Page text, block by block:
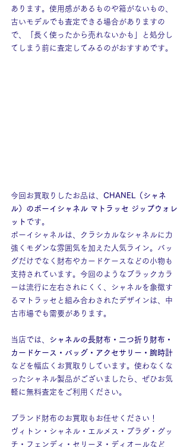
あります。使用感があるものや箱がないもの、
古いモデルでも査定できる場合がありますの
で、「長く使ったから売れないかも」と処分し
てしまう前に査定してみるのがおすすめです。
今回お買取りしたお品は、 CHANEL（シャネ
ル）のボーイシャネル マトラッセ ジップウォレ
ット です。
ボーイシャネルは、クラシカルなシャネルに力
強くモダンな雰囲気を加えた人気ライン。バッ
グだけでなく財布やカードケースなどの小物も
支持されています。今回のようなブラックカラ
ーは流行に左右されにくく、シャネルを象徴す
るマトラッセと組み合わされたデザインは、中
古市場でも需要があります。
当店では、 シャネルの長財布・二つ折り財布・
カードケース・バッグ・アクセサリー・腕時計
などを幅広くお買取りしています。使わなくな
ったシャネル製品がございましたら、ぜひお気
軽に無料査定をご利用ください。
ブランド財布のお買取もお任せください！
ヴィトン・シャネル・エルメス・プラダ・グッ
チ・フェンディ・セリーヌ・ディオールなど